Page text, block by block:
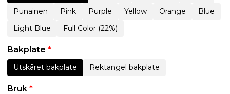
Punainen
Pink Purple Yellow Orange
Blue
Light Blue
Full Color (22%)
Bakplate *
Utskåret bakplate Rektangel bakplate
Bruk *